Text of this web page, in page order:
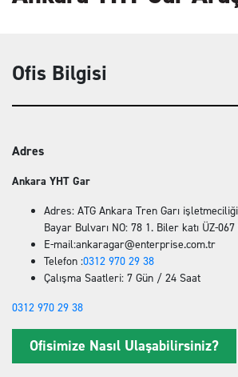
Ofis Bilgisi
Adres
Ankara YHT Gar
Adres: ATG Ankara Tren Garı
Bayar Bulvarı NO: 78 1. Biler katı ÜZ-
E-mail:ankaragar@enterprise.com.tr
Telefon :0312 970 29 38
Çalışma Saatleri: 7 Gün / 24 Saat
0312 970 29 38
Ofisimize Nasıl Ulaşabilirsiniz?